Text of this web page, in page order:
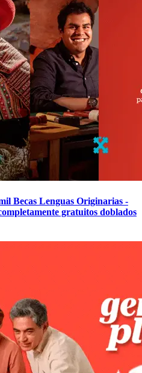
Becas Lenguas Originarias -
gratuitos doblados